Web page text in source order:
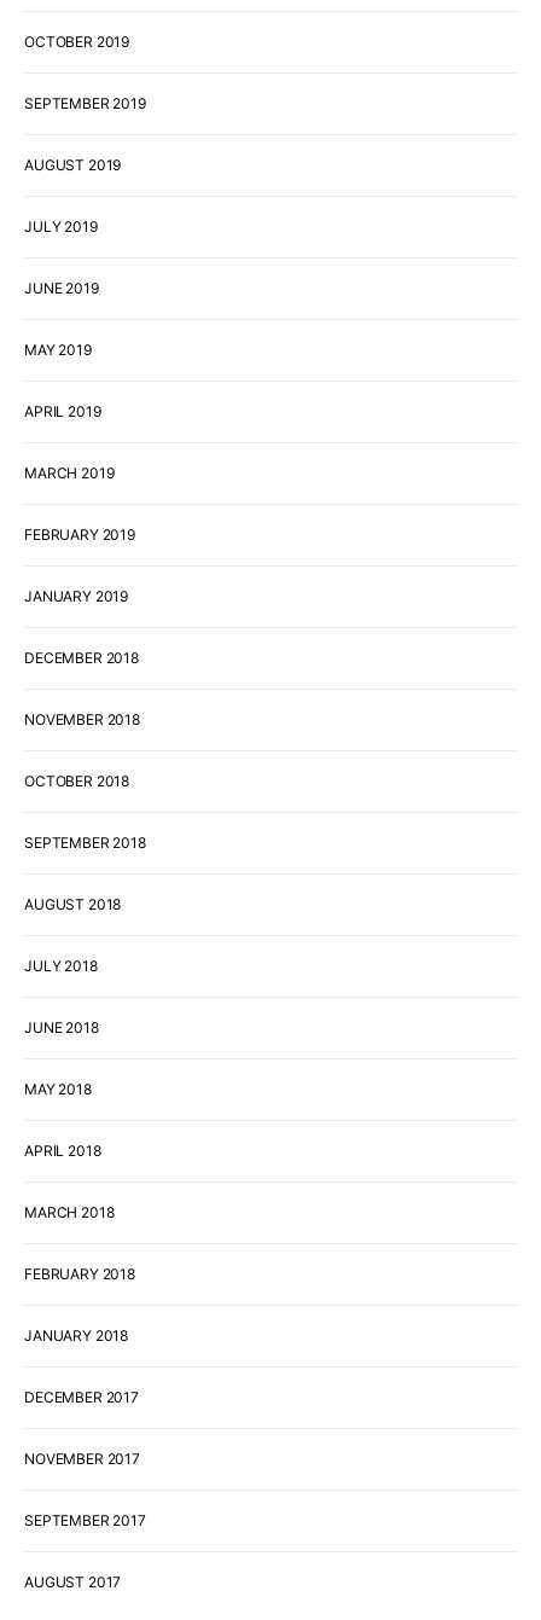
OCTOBER 2019
SEPTEMBER 2019
AUGUST 2019
JULY 2019
JUNE 2019
MAY 2019
APRIL 2019
MARCH 2019
FEBRUARY 2019
JANUARY 2019
DECEMBER 2018
NOVEMBER 2018
OCTOBER 2018
SEPTEMBER 2018
AUGUST 2018
JULY 2018
JUNE 2018
MAY 2018
APRIL 2018
MARCH 2018
FEBRUARY 2018
JANUARY 2018
DECEMBER 2017
NOVEMBER 2017
SEPTEMBER 2017
AUGUST 2017